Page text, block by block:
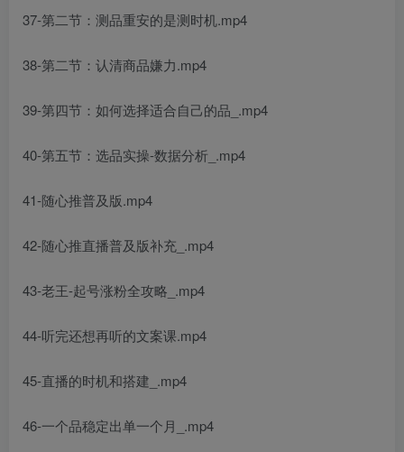
37-第二节：测品重安的是测时机.mp4
38-第二节：认清商品嫌力.mp4
39-第四节：如何选择适合自己的品_.mp4
40-第五节：选品实操-数据分析_.mp4
41-随心推普及版.mp4
42-随心推直播普及版补充_.mp4
43-老王-起号涨粉全攻略_.mp4
44-听完还想再听的文案课.mp4
45-直播的时机和搭建_.mp4
46-一个品稳定出单一个月_.mp4